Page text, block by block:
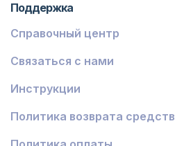
Поддержка
Справочный центр
Связаться с нами
Инструкции
Политика возврата средств